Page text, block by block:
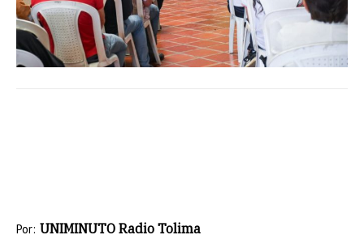
Por: UNIMINUTO Radio Tolima